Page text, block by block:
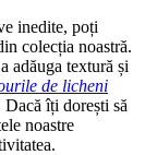
inedite, poți
colecția noastră.
adăuga textură și
de licheni
îți dorești să
noastre